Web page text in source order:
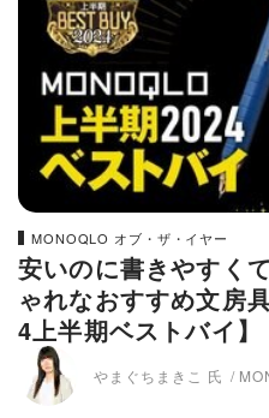
MONOQLO オブ・ザ・イヤー
安いのに書きやすく
ゃれなおすすめ文房
4上半期ベストバイ】
やまぐちまきこ 氏